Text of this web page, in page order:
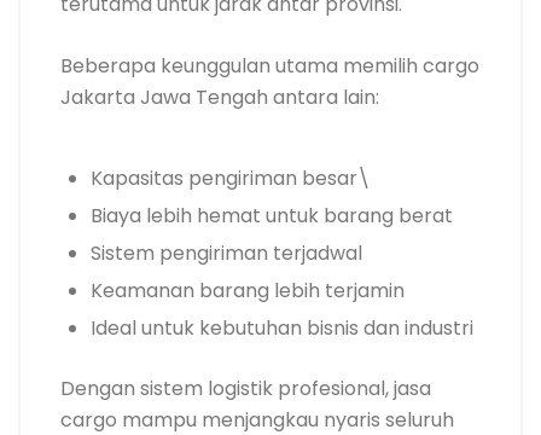
Beberapa keunggulan utama memilih cargo
Jakarta Jawa Tengah antara lain:
Kapasitas pengiriman besar\
Biaya lebih hemat untuk barang berat
Sistem pengiriman terjadwal
Keamanan barang lebih terjamin
Ideal untuk kebutuhan bisnis dan industri
Dengan sistem logistik profesional, jasa
cargo mampu menjangkau nyaris seluruh